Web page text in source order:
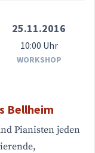
25.11.2016
10:00 Uhr
WORKSHOP
Bellheim
Pianisten jeden